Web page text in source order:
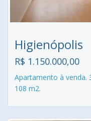
Higienópolis
R$ 1.150.000,00
Apartamento à venda.
108 m2.